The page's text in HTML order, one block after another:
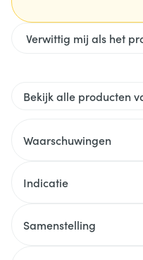
Verwittig mij als het
Bekijk alle producten
Waarschuwingen
Indicatie
Samenstelling